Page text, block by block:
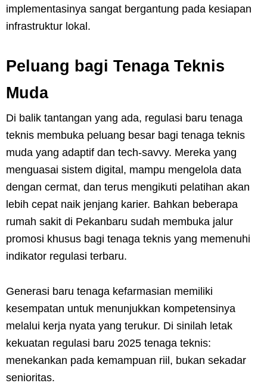
implementasinya sangat bergantung pada kesiapan
infrastruktur lokal.
Peluang bagi Tenaga Teknis
Muda
Di balik tantangan yang ada, regulasi baru tenaga
teknis membuka peluang besar bagi tenaga teknis
muda yang adaptif dan tech-savvy. Mereka yang
menguasai sistem digital, mampu mengelola data
dengan cermat, dan terus mengikuti pelatihan akan
lebih cepat naik jenjang karier. Bahkan beberapa
rumah sakit di Pekanbaru sudah membuka jalur
promosi khusus bagi tenaga teknis yang memenuhi
indikator regulasi terbaru.
Generasi baru tenaga kefarmasian memiliki
kesempatan untuk menunjukkan kompetensinya
melalui kerja nyata yang terukur. Di sinilah letak
kekuatan regulasi baru 2025 tenaga teknis:
menekankan pada kemampuan riil, bukan sekadar
senioritas.